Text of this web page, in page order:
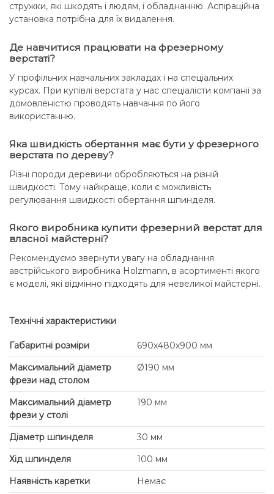
стружки, які шкодять і людям, і обладнанню. Аспіраційна
установка потрібна для їх видалення.
Де навчитися працювати на фрезерному
верстаті?
У профільних навчальних закладах і на спеціальних
курсах. При купівлі верстата у нас спеціалісти компанії за
домовленістю проводять навчання по його
використанню.
Яка швидкість обертання має бути у фрезерного
верстата по дереву?
Різні породи деревини обробляються на різній
швидкості. Тому найкраще, коли є можливість
регулювання швидкості обертання шпинделя.
Якого виробника купити фрезерний верстат для
власної майстерні?
Рекомендуємо звернути увагу на обладнання
австрійського виробника Holzmann, в асортименті якого
є моделі, які відмінно підходять для невеликої майстерні.
Технічні характеристики
Габаритні розміри
690x480x900 мм
Максимальний діаметр
фрези над столом
Ø190 мм
Максимальний діаметр
фрези у столі
190 мм
Діаметр шпинделя
30 мм
Хід шпинделя
100 мм
Наявність каретки
Немає